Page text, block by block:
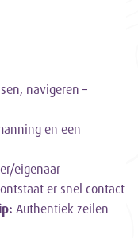
navigeren –
en een
eigenaar
er snel contact
Authentiek zeilen